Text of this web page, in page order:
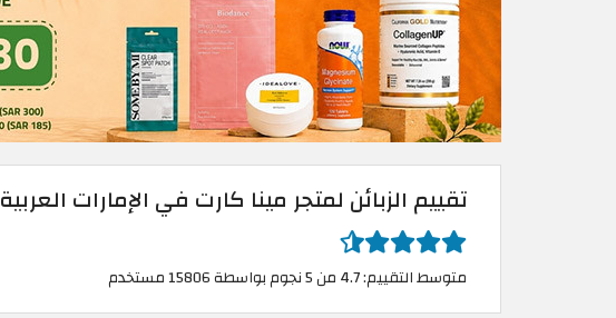
تقييم الزبائن لمتجر مينا كارت في الإمارات العربية
متوسط التقييم: 4.7 من 5 نجوم بواسطة 15806 مستخدم